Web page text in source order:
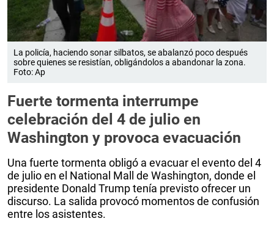
La policía, haciendo sonar silbatos, se abalanzó poco después
sobre quienes se resistían, obligándolos a abandonar la zona.
Foto: Ap
Fuerte tormenta interrumpe
celebración del 4 de julio en
Washington y provoca evacuación
Una fuerte tormenta obligó a evacuar el evento del 4
de julio en el National Mall de Washington, donde el
presidente Donald Trump tenía previsto ofrecer un
discurso. La salida provocó momentos de confusión
entre los asistentes.